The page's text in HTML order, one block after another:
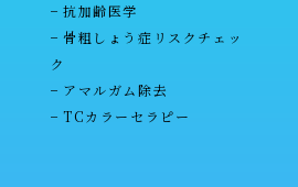
抗加齢医学
骨粗しょう症リスクチェッ
ク
アマルガム除去
TCカラーセラピー